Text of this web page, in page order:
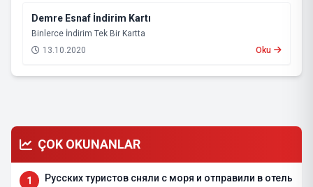
Demre Esnaf İndirim Kartı
Binlerce İndirim Tek Bir Kartta
13.10.2020
Oku
ÇOK OKUNANLAR
1 Русских туристов сняли с моря и отправили в отель